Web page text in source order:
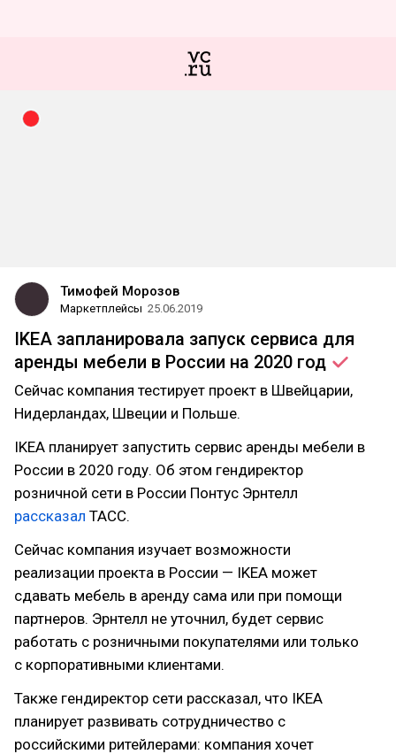
Тимофей Морозов
Маркетплейсы 25.06.2019
IKEA запланировала запуск сервиса для
аренды мебели в России на 2020 год
Сейчас компания тестирует проект в Швейцарии,
Нидерландах, Швеции и Польше.
IKEA планирует запустить сервис аренды мебели в
России в 2020 году. Об этом гендиректор
розничной сети в России Понтус Эрнтелл
рассказал ТАСС.
Сейчас компания изучает возможности
реализации проекта в России — IKEA может
сдавать мебель в аренду сама или при помощи
партнеров. Эрнтелл не уточнил, будет сервис
работать с розничными покупателями или только
с корпоративными клиентами.
Также гендиректор сети рассказал, что IKEA
планирует развивать сотрудничество с
российскими ритейлерами: компания хочет